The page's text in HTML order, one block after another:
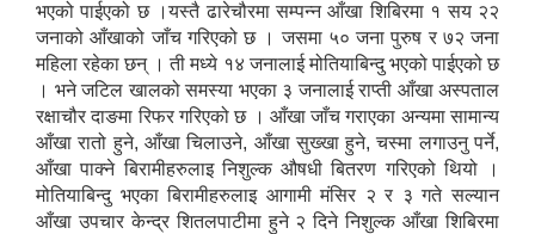
भएको पाईएको छ ।यस्तै ढारेचौरमा सम्पन्न आँखा शिबिरमा १ सय २२
जनाको आँखाको जाँच गरिएको छ । जसमा ५० जना पुरुष र ७२ जना
महिला रहेका छन् । ती मध्ये १४ जनालाई मोतियाबिन्दु भएको पाईएको छ
। भने जटिल खालको समस्या भएका ३ जनालाई राप्ती आँखा अस्पताल
रक्षाचौर दाङमा रिफर गरिएको छ । आँखा जाँच गराएका अन्यमा सामान्य
आँखा रातो हुने, आँखा चिलाउने, आँखा सुख्खा हुने, चस्मा लगाउनु पर्ने,
आँखा पाक्ने बिरामीहरुलाइ निशुल्क औषधी बितरण गरिएको थियो ।
मोतियाबिन्दु भएका बिरामीहरुलाइ आगामी मंसिर २ र ३ गते सल्यान
आँखा उपचार केन्द्र शितलपाटीमा हुने २ दिने निशुल्क आँखा शिबिरमा